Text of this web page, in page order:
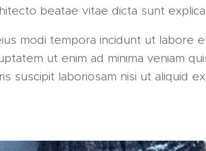
beatae vitae dicta sunt
modi tempora incidunt ut labore
ut enim ad minima veniam
suscipit laboriosam nisi ut aliquid